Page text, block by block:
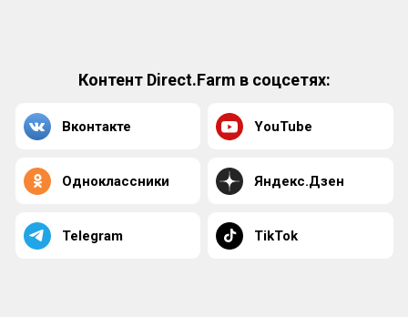
Контент Direct.Farm в соцсетях:
Вконтакте YouTube
Одноклассники Яндекс.Дзен
Telegram TikTok